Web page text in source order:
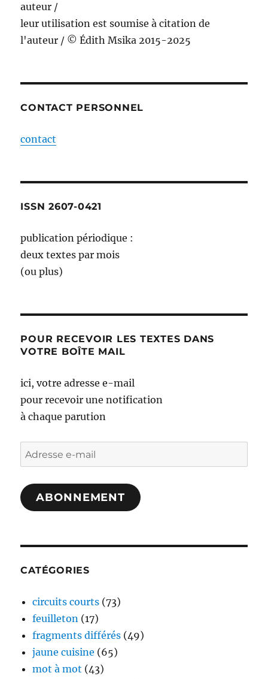
auteur /
leur utilisation est soumise à citation de
l'auteur / © Édith Msika 2015-2025
CONTACT PERSONNEL
contact
ISSN 2607-0421
publication périodique :
deux textes par mois
(ou plus)
POUR RECEVOIR LES TEXTES DANS
VOTRE BOÎTE MAIL
ici, votre adresse e-mail
pour recevoir une notification
à chaque parution
Adresse
e-
mail
ABONNEMENT
CATÉGORIES
circuits courts (73)
feuilleton (17)
fragments différés (49)
jaune cuisine (65)
mot à mot (43)